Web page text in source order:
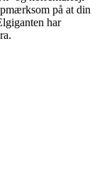
på at din
har